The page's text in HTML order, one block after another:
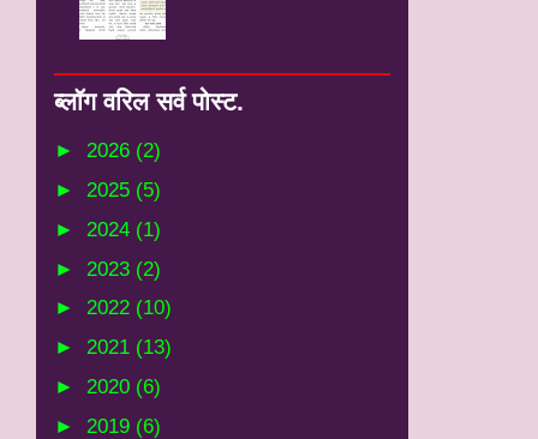
ब्‍लॉग वरिल सर्व पोस्‍ट.
► 2026 (2)
► 2025 (5)
► 2024 (1)
► 2023 (2)
► 2022 (10)
► 2021 (13)
► 2020 (6)
► 2019 (6)